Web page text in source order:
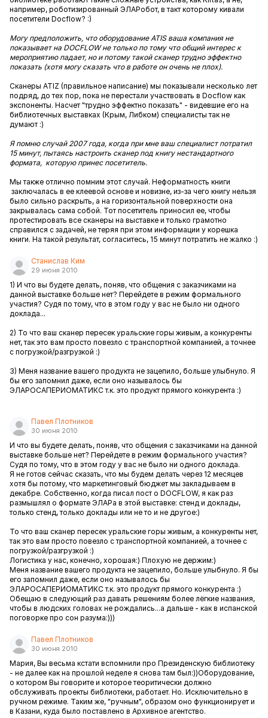
например, роботизированный ЭЛАРобот, в такт которому кивали
посетители Docflow? :)
Могу предположить, что оборудование ATIS ваша компания не
показывает на DOCFLOW не только по тому что общий интерес к
мероприятию падает, но и потому такой сканер трудно эффектно
показать (хотя могу сказать что в работе он очень не плох).
Сканеры ATIZ (правильное написание) мы показывали несколько лет
подряд, до тех пор, пока не перестали участвовать в Docflow как
экспоненты. Насчет "трудно эффектно показать" - видевшие его на
библиотечных выставках (Крым, Либком) специалисты так не
думают :)
Я помню случай 2007 года, когда при мне ваш специалист потратил
15 минут, пытаясь настроить сканер под книгу нестандартного
формата, которую принес посетитель.
Мы также отлично помним этот случай. Неформатность книги
заключалась в ее клеевой основе и новизне, из-за чего книгу нельзя
было сильно раскрыть, а на горизонтальной поверхности она
закрывалась сама собой. Тот посетитель приносил ее, чтобы
протестировать все сканеры на выставке и только грамотно
справился с задачей, не теряя при этом информации у корешка
книги. На такой результат, согласитесь, 15 минут потратить не жалко :)
Станислав Ким
29 июня 2010
1) И что вы будете делать, поняв, что общения с заказчиками на
данной выставке больше нет? Перейдете в режим формального
участия? Судя по тому, что в этом году у вас не было ни одного
доклада...
2) То что ваш сканер пересек уральские горы живым, а конкуренты
нет, так это вам просто повезло с транспортной компанией, а точнее
с погрузкой/разгрузкой :)
3) Меня название вашего продукта не зацепило, больше улыбнуло. Я
бы его запомнил даже, если оно называлось бы
ЭЛАРОСАПЕРИОМАТИКС т.к. это продукт прямого конкурента :)
Павел Плотников
30 июня 2010
И что вы будете делать, поняв, что общения с заказчиками на данной
выставке больше нет? Перейдете в режим формального участия?
Судя по тому, что в этом году у вас не было ни одного доклада.
Я не готов сейчас сказать, что мы будем делать через 12 месяцев
хотя бы потому, что маркетинговый бюджет мы закладываем в
декабре. Собственно, когда писал пост о DOCFLOW, я как раз
размышлял о формате ЭЛАРа в этой выставке: стенд и доклады,
только стенд, только доклады или не то и не другое:)
То что ваш сканер пересек уральские горы живым, а конкуренты нет,
так это вам просто повезло с транспортной компанией, а точнее с
погрузкой/разгрузкой :)
Логистика у нас, конечно, хорошая:) Плохую не держим:)
Меня название вашего продукта не зацепило, больше улыбнуло. Я бы
его запомнил даже, если оно называлось бы
ЭЛАРОСАПЕРИОМАТИКС т.к. это продукт прямого конкурента :)
Обещаю в следующий раз давать решениям более лёгкие названия,
чтобы в людских головах не рождались...а дальше - как в испанской
поговорке про сон разума:)))
Павел Плотников
30 июня 2010
Мария, Вы весьма кстати вспомнили про Президенскую библиотеку
- не далее как на прошлой неделе я снова там был:))Оборудование,
о котором Вы говорите и которое теоритически должно
обслуживать проекты библиотеки, работает. Но. Исключительно в
ручном режиме. Таким же, "ручным", образом оно функционирует и
в Казани, куда было поставлено в Архивное агентство.